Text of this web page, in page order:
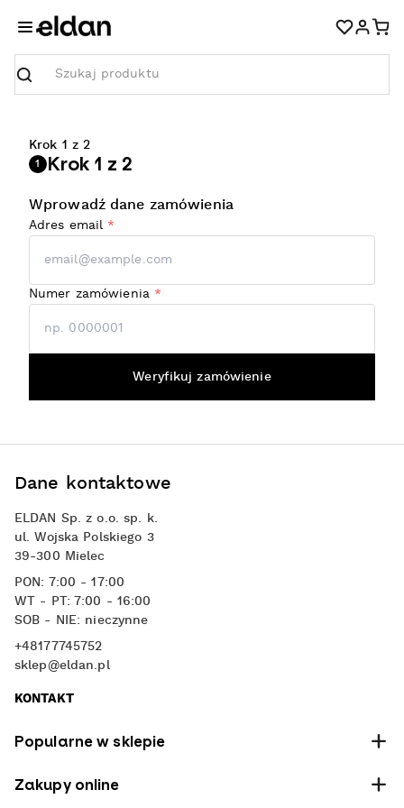
Szukaj
Krok 1 z 2
1 Krok 1 z 2
Wprowadź dane zamówienia
Adres email *
Numer zamówienia *
Weryfikuj zamówienie
Dane kontaktowe
ELDAN Sp. z o.o. sp. k.
ul. Wojska Polskiego 3
39-300 Mielec
PON: 7:00 - 17:00
WT - PT: 7:00 - 16:00
SOB - NIE: nieczynne
+48177745752
sklep@eldan.pl
KONTAKT
Popularne w sklepie
Zakupy online